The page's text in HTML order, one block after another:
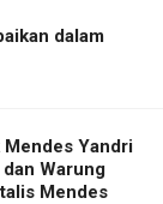
dalam
Mendes Yandri
Warung
Mendes